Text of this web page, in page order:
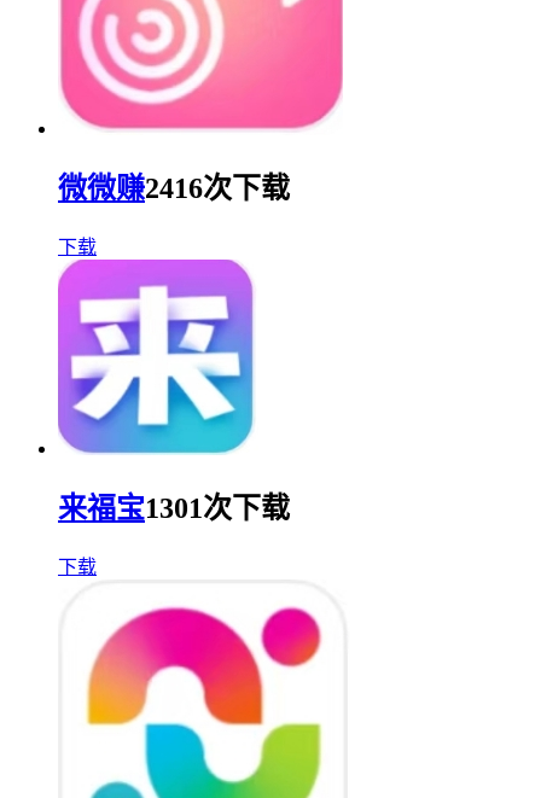
微微赚2416次下载
下载
来福宝1301次下载
下载